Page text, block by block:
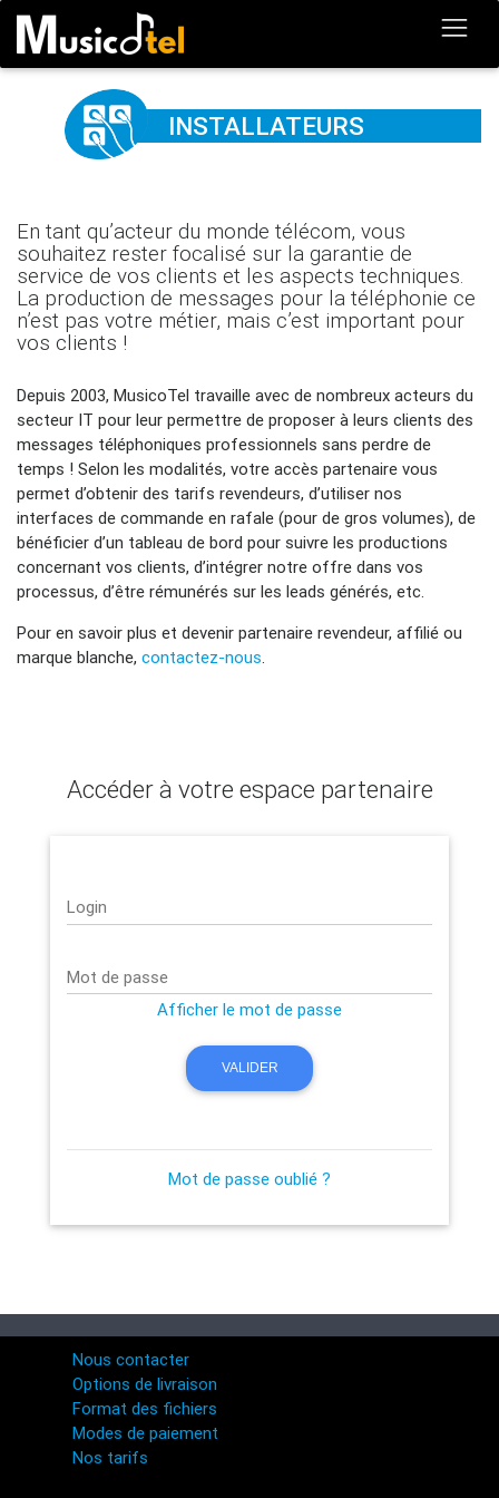
INSTALLATEURS
En tant qu’acteur du monde télécom, vous
souhaitez rester focalisé sur la garantie de
service de vos clients et les aspects techniques.
La production de messages pour la téléphonie ce
n’est pas votre métier, mais c’est important pour
vos clients !
Depuis 2003, MusicoTel travaille avec de nombreux acteurs du
secteur IT pour leur permettre de proposer à leurs clients des
messages téléphoniques professionnels sans perdre de
temps ! Selon les modalités, votre accès partenaire vous
permet d’obtenir des tarifs revendeurs, d’utiliser nos
interfaces de commande en rafale (pour de gros volumes), de
bénéficier d’un tableau de bord pour suivre les productions
concernant vos clients, d’intégrer notre offre dans vos
processus, d’être rémunérés sur les leads générés, etc.
Pour en savoir plus et devenir partenaire revendeur, affilié ou
marque blanche, contactez-nous.
Accéder à votre espace partenaire
Login
Mot de passe
Afficher le mot de passe
VALIDER
Mot de passe oublié ?
Nous contacter
Options de livraison
Format des fichiers
Modes de paiement
Nos tarifs